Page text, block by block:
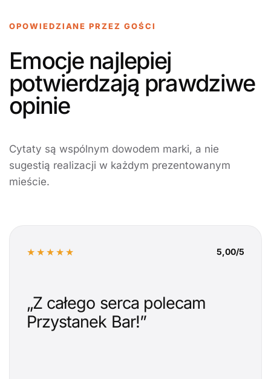
OPOWIEDZIANE PRZEZ GOŚCI
Emocje najlepiej
potwierdzają prawdziwe
opinie
Cytaty są wspólnym dowodem marki, a nie
sugestią realizacji w każdym prezentowanym
mieście.
★★★★★ 5,00/5
„Z całego serca polecam
Przystanek Bar!”